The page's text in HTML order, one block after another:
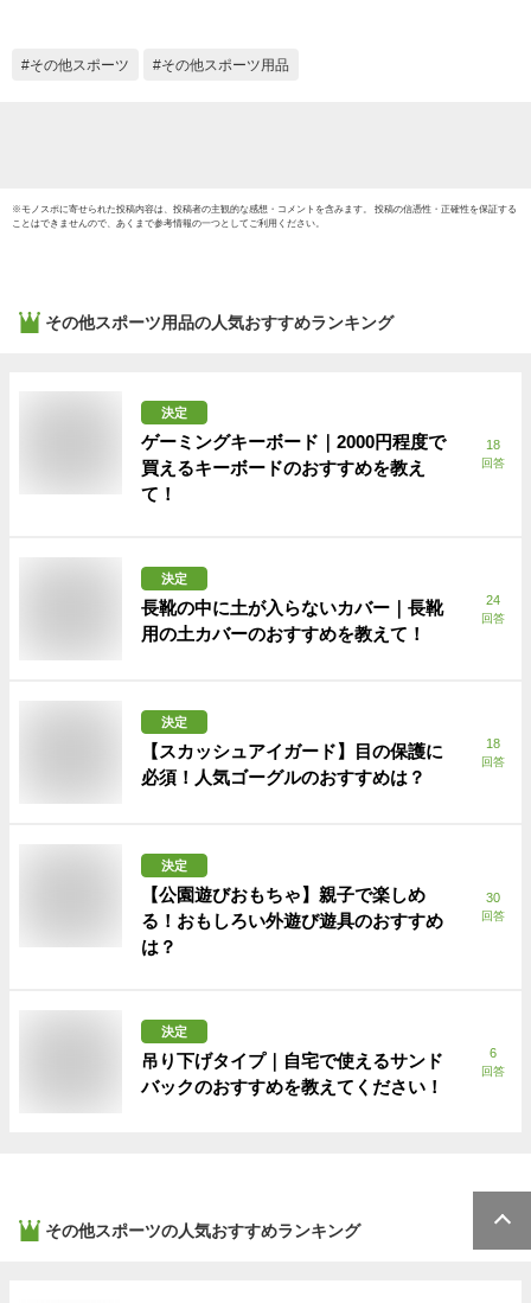
その他スポーツ その他スポーツ用品
※モノスポに寄せられた投稿内容は、投稿者の主観的な感想・コメントを含みます。 投稿の信憑性・正確性を保証する
ことはできませんので、あくまで参考情報の一つとしてご利用ください。
その他スポーツ用品の人気おすすめランキング
決定
ゲーミングキーボード｜2000円程度で
買えるキーボードのおすすめを教え
て！
18
回答
決定
長靴の中に土が入らないカバー｜長靴
用の土カバーのおすすめを教えて！
24
回答
決定
【スカッシュアイガード】目の保護に
必須！人気ゴーグルのおすすめは？
18
回答
決定
【公園遊びおもちゃ】親子で楽しめ
る！おもしろい外遊び遊具のおすすめ
は？
30
回答
決定
吊り下げタイプ｜自宅で使えるサンド
バックのおすすめを教えてください！
6
回答
その他スポーツの人気おすすめランキング